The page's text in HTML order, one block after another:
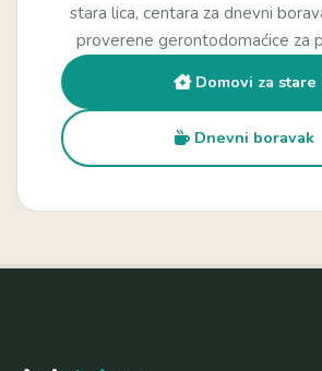
stara lica, centara za dnevni
proverene gerontodomaćice za
Domovi za stare
Dnevni boravak